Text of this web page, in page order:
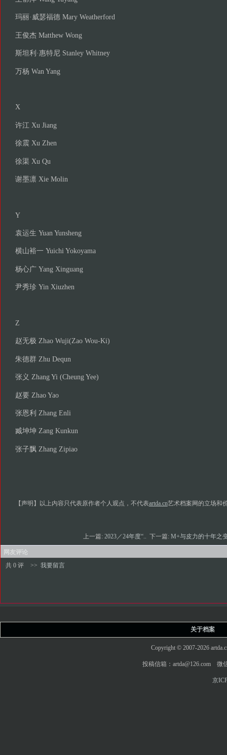
玛丽·威瑟福德 Mary Weatherford
王俊杰 Matthew Wong
斯坦利·惠特尼 Stanley Whitney
万杨 Wan Yang
X
许江 Xu Jiang
徐震 Xu Zhen
徐渠 Xu Qu
谢墨凛 Xie Molin
Y
袁运生 Yuan Yunsheng
横山裕一 Yuichi Yokoyama
杨心广 Yang Xinguang
尹秀珍 Yin Xiuzhen
Z
赵无极 Zhao Wuji(Zao Wou-Ki)
朱德群 Zhu Dequn
张义 Zhang Yi (Cheung Yee)
赵要 Zhao Yao
张恩利 Zhang Enli
臧坤坤 Zang Kunkun
张子飘 Zhang Zipiao
【声明】以上内容只代表原作者个人观点，不代表artda.cn艺术档案网的立场和
上一篇: 2023／24年度“.. 下一篇: M+与皮力的十年之
网友评论
共 0 评
>> 我要留言
关于档案
Copyright © 2007-2026
投稿信箱：artda@126.com 微
京